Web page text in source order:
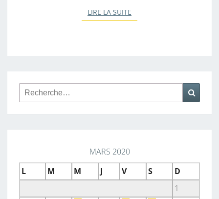
LIRE LA SUITE
Rechercher :
MARS 2020
L
M M J V S
D
1